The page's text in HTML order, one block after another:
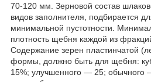
70-120 мм. Зерновой состав
видов заполнителя, подбирается
минимальной пустотности.
плотность щебня каждой из
Содержание зерен пластинчатой
формы, должно быть для щебня:
15%; улучшенного ― 25; обычного